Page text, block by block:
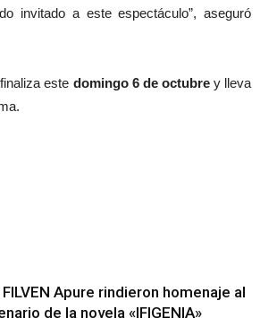
invitado a este espectáculo”, aseguró
este domingo 6 de octubrey lleva
FILVEN Apure rindieron homenaje al
de la novela «IFIGENIA»